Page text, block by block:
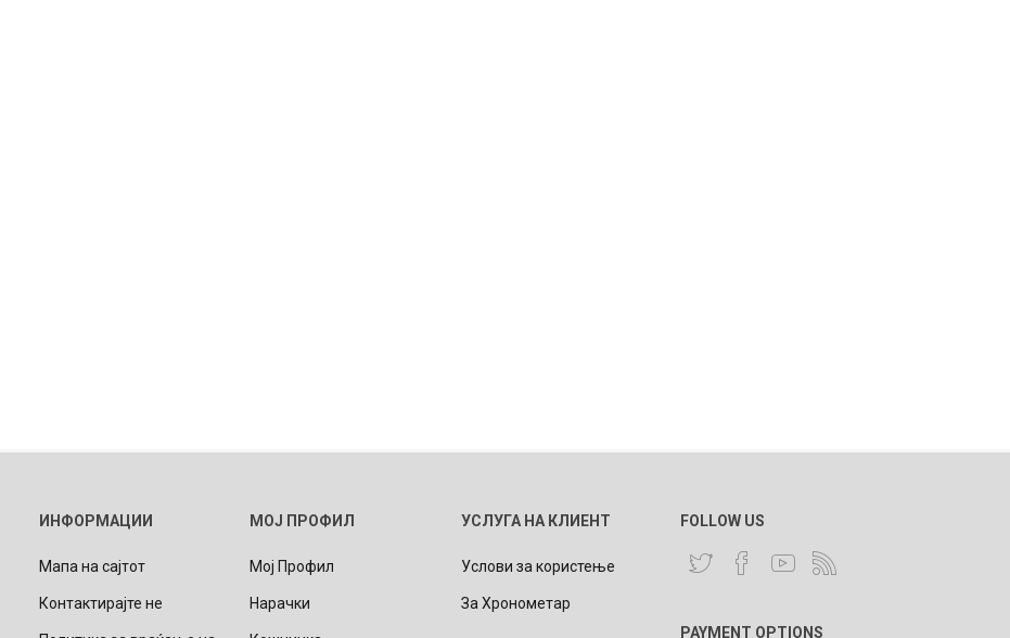
ИНФОРМАЦИИ
Мапа на сајтот
Контактирајте не
МОЈ ПРОФИЛ
Мој Профил
Нарачки
УСЛУГА НА КЛИЕНТ
Услови за користење
За Хронометар
FOLLOW US
PAYMENT OPTIONS